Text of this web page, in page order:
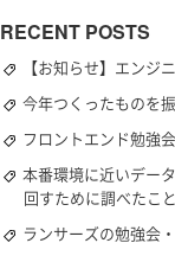
RECENT POSTS
【お知らせ】エンジ
今年つくったものを
フロントエンド勉強
本番環境に近いデー
回すために調べたこと
ランサーズの勉強会